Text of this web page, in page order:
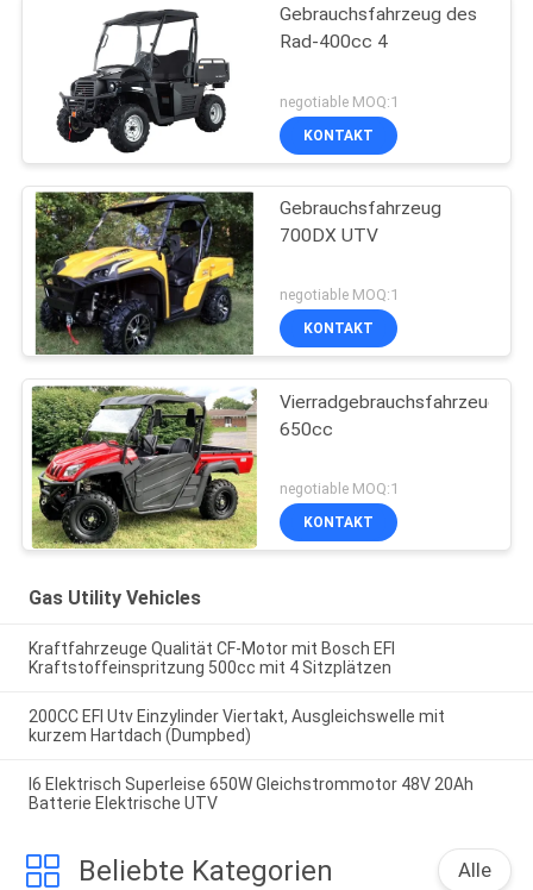
Gebrauchsfahrzeug des
Rad-400cc 4
negotiable MOQ:1
KONTAKT
Gebrauchsfahrzeug
700DX UTV
negotiable MOQ:1
KONTAKT
Vierradgebrauchsfahrzeug
650cc
negotiable MOQ:1
KONTAKT
Gas Utility Vehicles
Kraftfahrzeuge Qualität CF-Motor mit Bosch EFI
Kraftstoffeinspritzung 500cc mit 4 Sitzplätzen
200CC EFI Utv Einzylinder Viertakt, Ausgleichswelle mit
kurzem Hartdach (Dumpbed)
I6 Elektrisch Superleise 650W Gleichstrommotor 48V 20Ah
Batterie Elektrische UTV
Beliebte Kategorien Alle